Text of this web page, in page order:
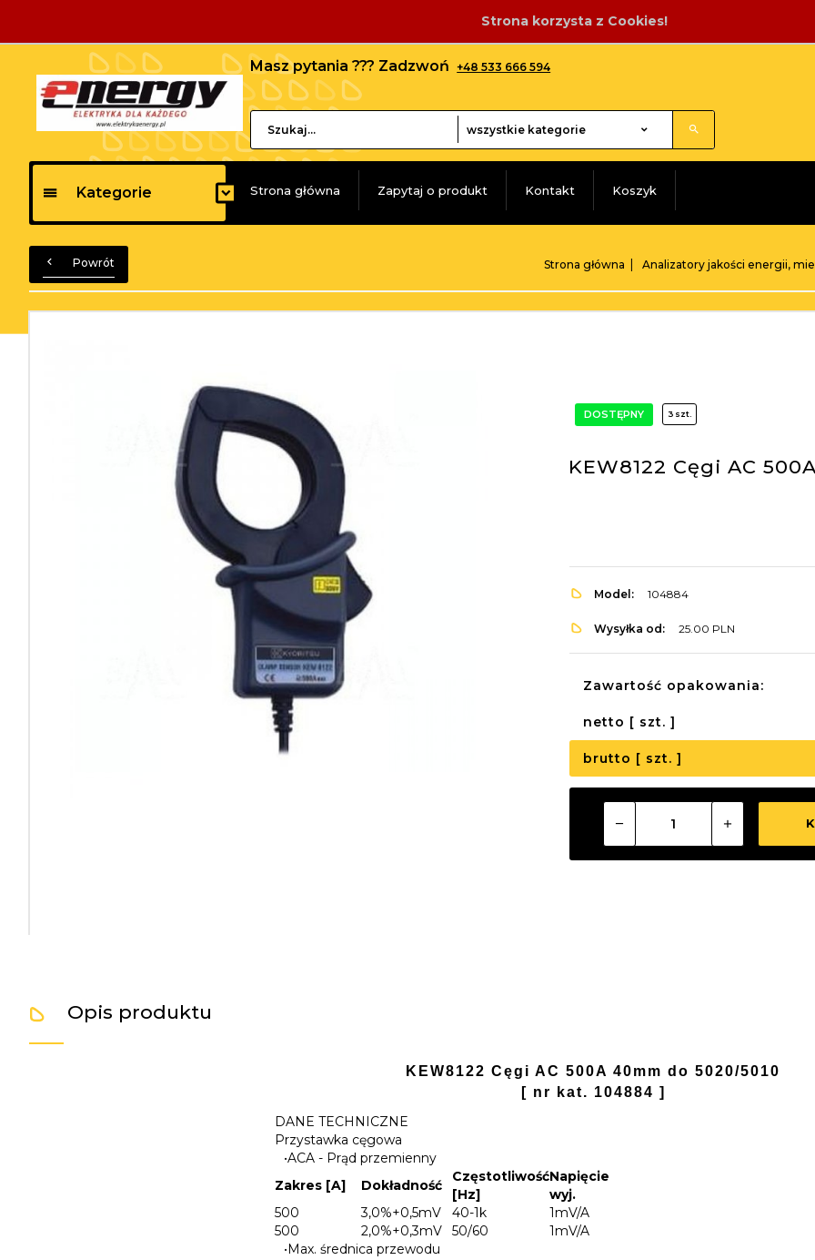
Strona korzysta z Cookies!
Masz pytania ??? Zadzwoń +48 533 666 594
categories_searcher
wszystkie kategorie
Kategorie Strona główna Zapytaj o produkt Kontakt Koszyk
Powrót Strona główna Analizatory jakości energii,
DOSTĘPNY 3 szt.
KEW8122 Cęgi AC
Model: 104884
Wysyłka od: 25.00 PLN
Zawartość opakowania:
netto [ szt. ]
brutto [ szt. ]
Opis produktu
KEW8122 Cęgi AC 500A 40mm do 5020/5010
[ nr kat. 104884 ]
DANE TECHNICZNE
Przystawka cęgowa
•ACA - Prąd przemienny
Zakres [A]
Dokładność
Częstotliwość
[Hz]
Napięcie
wyj.
500
3,0%+0,5mV 40-1k
1mV/A
500
2,0%+0,3mV 50/60
1mV/A
•Max. średnica przewodu